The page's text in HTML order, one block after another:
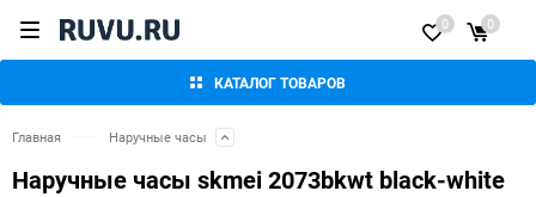
КАТАЛОГ ТОВАРОВ
0 0
Главная Наручные часы
Наручные часы skmei 2073bkwt black-white